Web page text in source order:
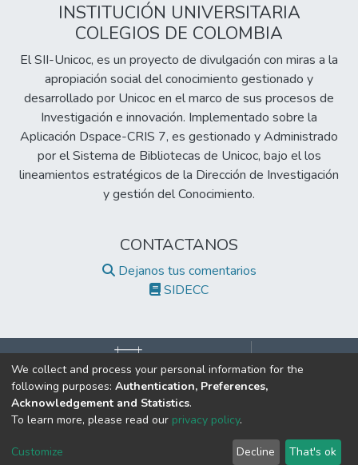
INSTITUCIÓN UNIVERSITARIA
COLEGIOS DE COLOMBIA
El SII-Unicoc, es un proyecto de divulgación con miras a la
apropiación social del conocimiento gestionado y
desarrollado por Unicoc en el marco de sus procesos de
Investigación e innovación. Implementado sobre la
Aplicación Dspace-CRIS 7, es gestionado y Administrado
por el Sistema de Bibliotecas de Unicoc, bajo el los
lineamientos estratégicos de la Dirección de Investigación
y gestión del Conocimiento.
CONTACTANOS
Dejanos tus comentarios
SIDECC
©2017 Todos los derechos reservados.
Institución de Educación Superior Sujeta a Inspección y Vigilancia
por el Ministerio de Educación Nacional.
Cookie
End User
Send
We collect and process your personal information for the
following purposes: Authentication, Preferences,
Acknowledgement and Statistics.
To learn more, please read our privacy policy.
Customize Decline That's ok